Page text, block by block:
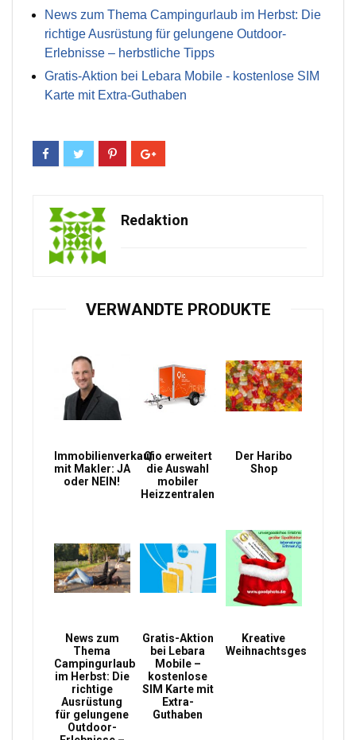
News zum Thema Campingurlaub im Herbst: Die
richtige Ausrüstung für gelungene Outdoor-
Erlebnisse – herbstliche Tipps
Gratis-Aktion bei Lebara Mobile - kostenlose SIM
Karte mit Extra-Guthaben
Redaktion
VERWANDTE PRODUKTE
Immobilienverkauf
mit Makler: JA
oder NEIN!
Qio erweitert
die Auswahl
mobiler
Heizzentralen
Der Haribo
Shop
News zum
Thema
Campingurlaub
im Herbst: Die
richtige
Ausrüstung
für gelungene
Outdoor-
Gratis-Aktion
bei Lebara
Mobile –
kostenlose
SIM Karte mit
Extra-
Guthaben
Kreative
Weihnachtsgeschenke